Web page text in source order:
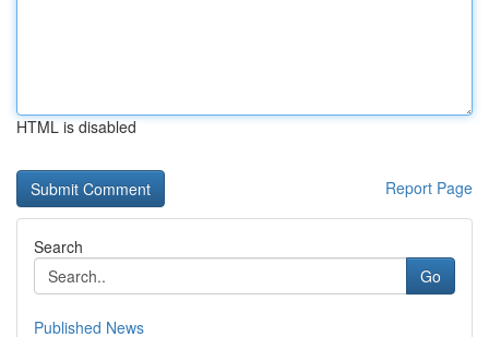
HTML is disabled
Report Page
Search
Go
Published News